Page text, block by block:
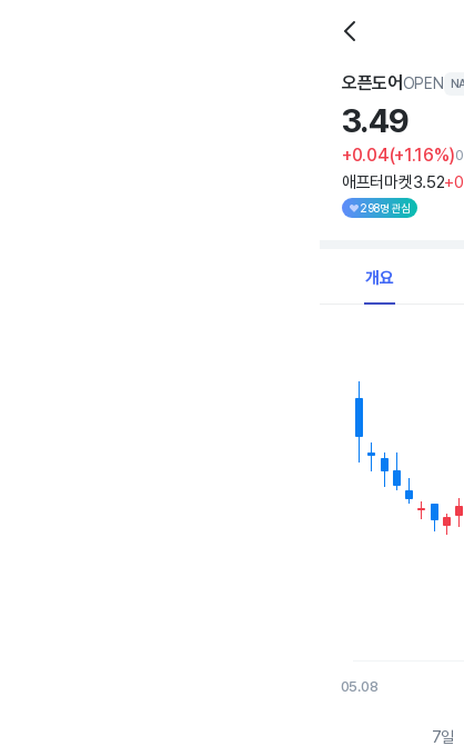
오픈도어 OPEN
3.49
+0.04(+1.16%)
애프터마켓3.52+0
298명 관심
개요
The chart has 1
The chart has 1
05.08
7일